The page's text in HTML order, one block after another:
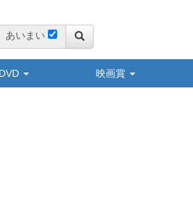
あいまい
映画賞